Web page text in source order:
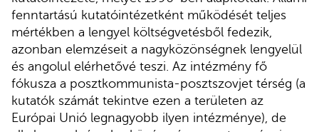
fenntartású kutatóintézetként működését teljes
mértékben a lengyel költségvetésből fedezik,
azonban elemzéseit a nagyközönségnek lengyelül
és angolul elérhetővé teszi. Az intézmény fő
fókusza a posztkommunista-posztszovjet térség (a
kutatók számát tekintve ezen a területen az
Európai Unió legnagyobb ilyen intézménye), de